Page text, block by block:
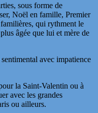
sous forme de
Noël en famille, Premier
qui rythment le
âgée que lui et mère de
avec impatience
la Saint-Valentin ou à
avec les grandes
ou ailleurs.